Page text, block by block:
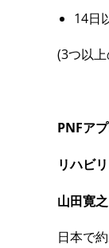
14日
(3つ以
PNFア
リハビ
山田寛
日本で